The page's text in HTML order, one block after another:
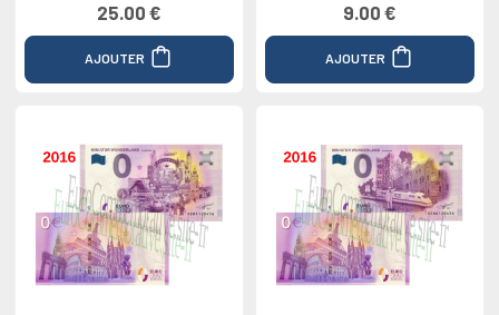
25.00 €
AJOUTER
9.00 €
AJOUTER